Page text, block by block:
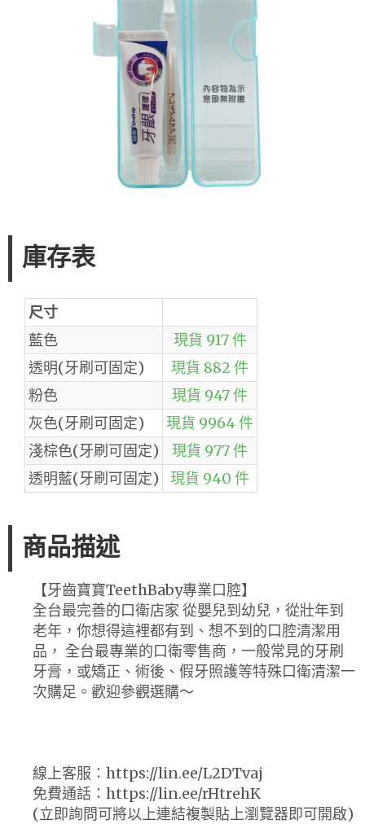
庫存表
尺寸
藍色
現貨 917 件
透明(牙刷可固定)
現貨 882 件
粉色
現貨 947 件
灰色(牙刷可固定)
現貨 9964 件
淺棕色(牙刷可固定)
現貨 977 件
透明藍(牙刷可固定)
現貨 940 件
商品描述
【牙齒寶寶TeethBaby專業口腔】
全台最完善的口衛店家 從嬰兒到幼兒，從壯年到
老年，你想得這裡都有到、想不到的口腔清潔用
品， 全台最專業的口衛零售商，一般常見的牙刷
牙膏，或矯正、術後、假牙照護等特殊口衛清潔一
次購足。歡迎參觀選購～
線上客服：https://lin.ee/L2DTvaj
免費通話：https://lin.ee/rHtrehK
(立即詢問可將以上連結複製貼上瀏覽器即可開啟)